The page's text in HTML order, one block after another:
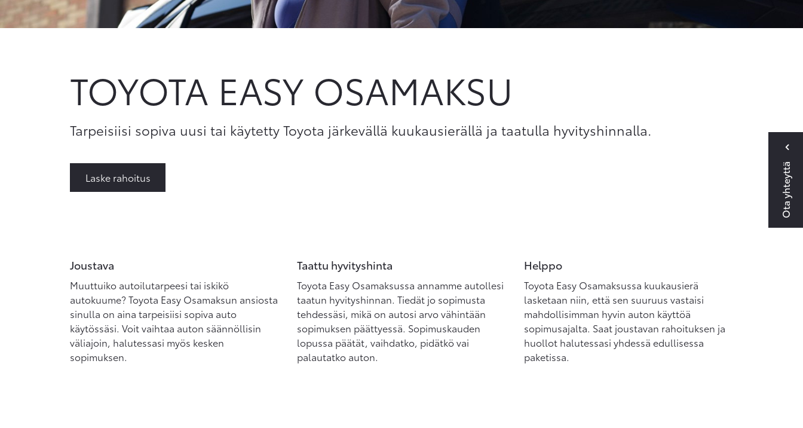
Ota yhteyttä
TOYOTA EASY OSAMAKSU
Tarpeisiisi sopiva uusi tai käytetty Toyota järkevällä kuukausierällä ja taatulla hyvityshinnalla.
Laske rahoitus
Joustava
Muuttuiko autoilutarpeesi tai iskikö
autokuume? Toyota Easy Osamaksun ansiosta
sinulla on aina tarpeisiisi sopiva auto
käytössäsi. Voit vaihtaa auton säännöllisin
väliajoin, halutessasi myös kesken
sopimuksen.
Taattu hyvityshinta
Toyota Easy Osamaksussa annamme autollesi
taatun hyvityshinnan. Tiedät jo sopimusta
tehdessäsi, mikä on autosi arvo vähintään
sopimuksen päättyessä. Sopimuskauden
lopussa päätät, vaihdatko, pidätkö vai
palautatko auton.
Helppo
Toyota Easy Osamaksussa kuukausierä
lasketaan niin, että sen suuruus vastaisi
mahdollisimman hyvin auton käyttöä
sopimusajalta. Saat joustavan rahoituksen ja
huollot halutessasi yhdessä edullisessa
paketissa.